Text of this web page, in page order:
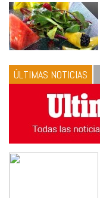
ÚLTIMAS NOTICIAS